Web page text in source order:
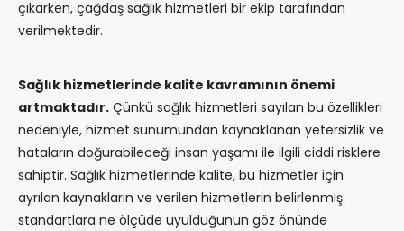
çıkarken, çağdaş sağlık hizmetleri bir ekip tarafından
verilmektedir.
Sağlık hizmetlerinde kalite kavramının önemi
artmaktadır. Çünkü sağlık hizmetleri sayılan bu özellikleri
nedeniyle, hizmet sunumundan kaynaklanan yetersizlik ve
hataların doğurabileceği insan yaşamı ile ilgili ciddi risklere
sahiptir. Sağlık hizmetlerinde kalite, bu hizmetler için
ayrılan kaynakların ve verilen hizmetlerin belirlenmiş
standartlara ne ölçüde uyulduğunun göz önünde